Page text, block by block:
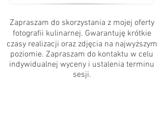
Zapraszam do skorzystania z mojej oferty
fotografii kulinarnej. Gwarantuję krótkie
czasy realizacji oraz zdjęcia na najwyższym
poziomie. Zapraszam do kontaktu w celu
indywidualnej wyceny i ustalenia terminu
sesji.